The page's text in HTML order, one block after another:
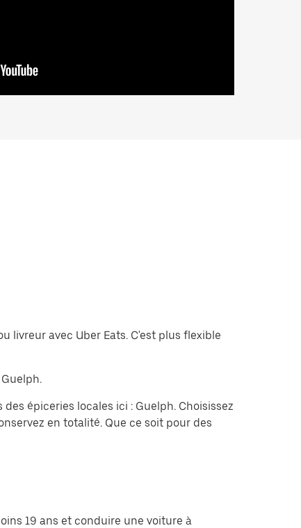
livreur avec Uber Eats. C'est plus flexible
épiceries locales ici : Guelph. Choisissez
en totalité. Que ce soit pour des
19 ans et conduire une voiture à